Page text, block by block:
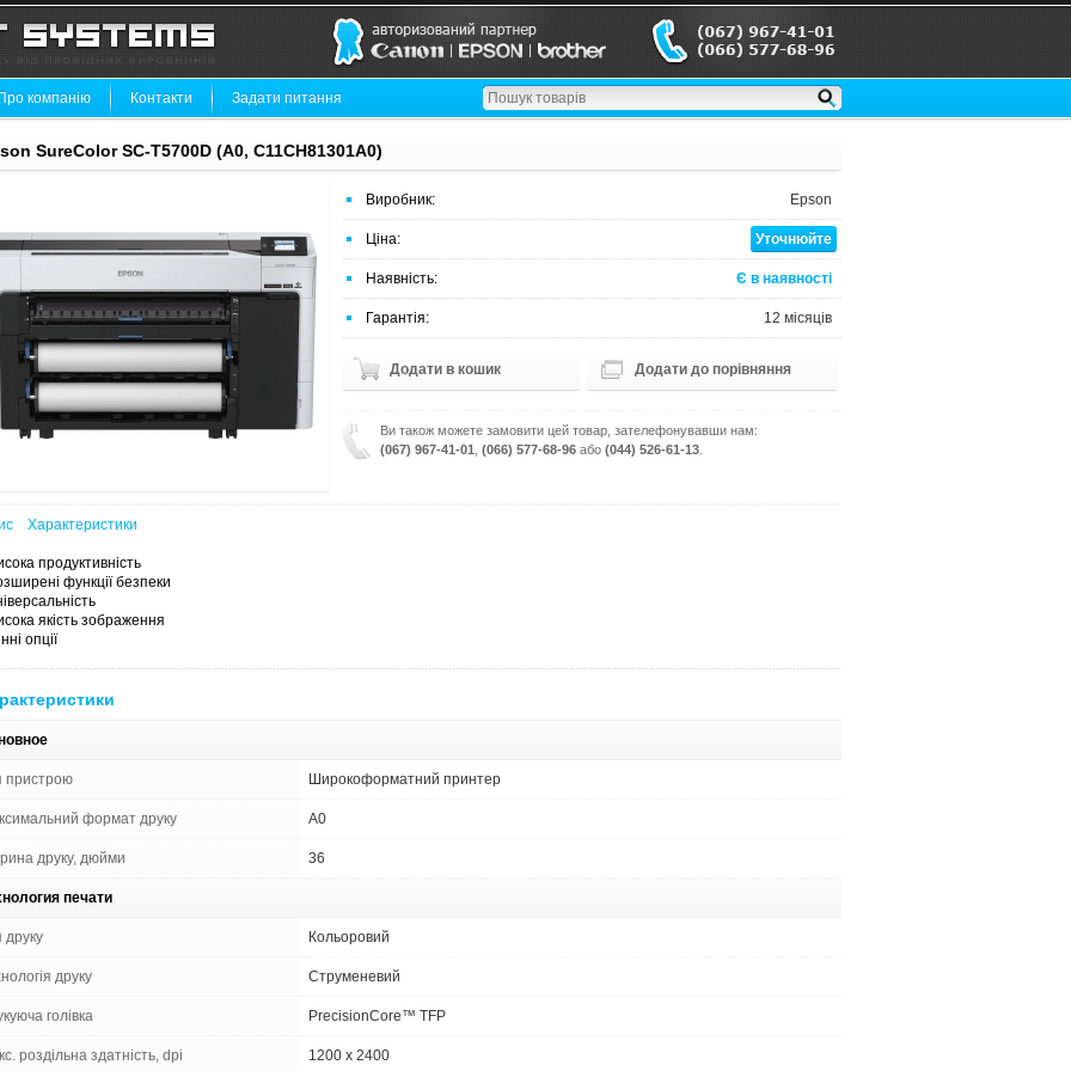
компанію Контакти Задати питання
SureColor SC-T5700D (A0, C11CH81301A0)
Виробник: Epson
Ціна: Уточнюйте
Наявність: Є в наявності
Гарантія: 12 місяців
Додати в кошик Додати до порівняння
Ви також можете замовити цей товар, зателефонувавши нам:
(067) 967-41-01 (066) 577-68-96 або (044) 526-61-13
Характеристики
продуктивність
функції безпеки
якість зображення
опції
пристрою Широкоформатний принтер
формат друку A0
друку, дюйми 36
печати
друку Кольоровий
друку Струменевий
голівка PrecisionCore™ TFP
роздільна здатність, dpi 1200 x 2400